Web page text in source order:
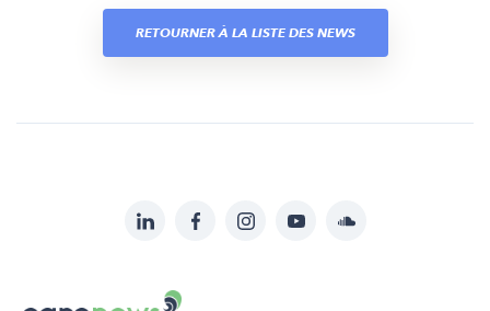
RETOURNER À LA LISTE DES NEWS
LinkedInFacebookInstagramYouTubeSoundcloud